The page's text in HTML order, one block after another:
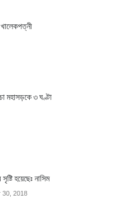
খালেকপত্নী
মহাসড়কে ৩ ঘণ্টা
হয়েছেঃ নাসিম
30, 2018